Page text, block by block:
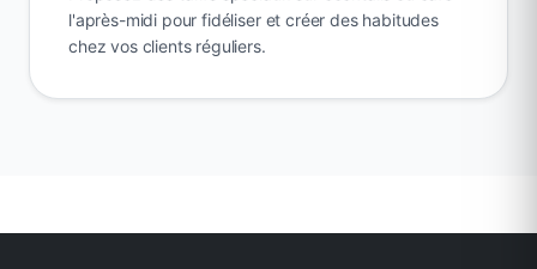
l'après-midi pour fidéliser et créer des habitudes
chez vos clients réguliers.